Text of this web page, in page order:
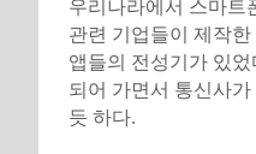
우리나라에서 스마트
관련 기업들이 제작한
앱들의 전성기가 있
되어 가면서 통신사
듯 하다.